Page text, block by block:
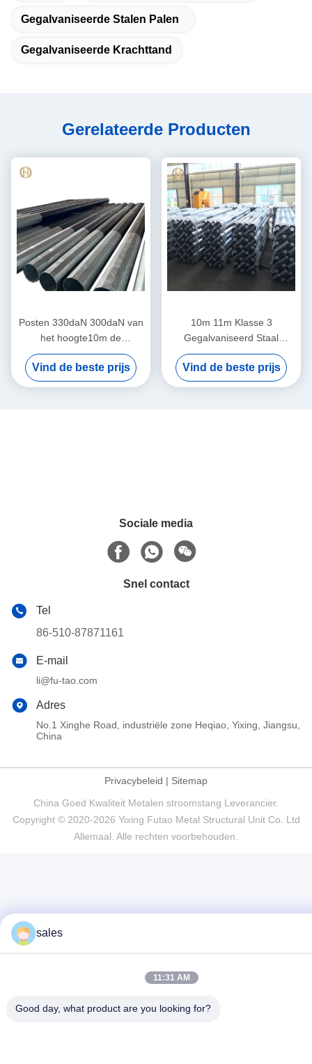
Gegalvaniseerde Stalen Palen
Gegalvaniseerde Krachttand
Gerelateerde Producten
Posten 330daN 300daN van
het hoogte10m de
Galvanised Power Pole
Gegalvaniseerde Staal
Vind de beste prijs
10m 11m Klasse 3
Gegalvaniseerd Staal
Elektropool 11KV 33KV
5.3KN 6.7KN
Vind de beste prijs
Sociale media
Snel contact
Tel
86-510-87871161
E-mail
li@fu-tao.com
Adres
No.1 Xinghe Road, industriële zone Heqiao, Yixing, Jiangsu,
China
Privacybeleid | Sitemap
China Goed Kwaliteit Metalen stroomstang Leverancier.
Copyright © 2020-2026 Yixing Futao Metal Structural Unit Co. Ltd
Allemaal. Alle rechten voorbehouden.
sales
11:31 AM
Good day, what product are you looking for?